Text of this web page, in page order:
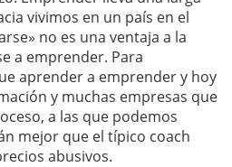
vivimos en un país en el
no es una ventaja a la
a emprender. Para
aprender a emprender y hoy
y muchas empresas que
a las que podemos
mejor que el típico coach
abusivos.